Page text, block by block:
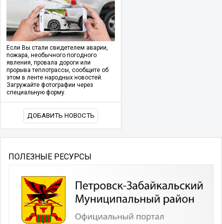
Если Вы стали свидетелем аварии,
пожара, необычного погодного
явления, провала дороги или
прорыва теплотрассы, сообщите об
этом в ленте народных новостей.
Загружайте фотографии через
специальную форму.
ДОБАВИТЬ НОВОСТЬ
ПОЛЕЗНЫЕ РЕСУРСЫ